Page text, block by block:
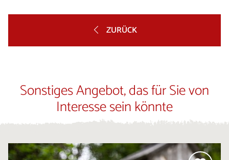
ZURÜCK
Sonstiges Angebot, das für Sie von
Interesse sein könnte